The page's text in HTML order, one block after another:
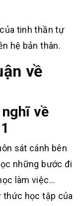
tinh thần tự
hệ bản thân.
về
về
sát cánh bên
những bước đi
làm việc…
thức học tập của